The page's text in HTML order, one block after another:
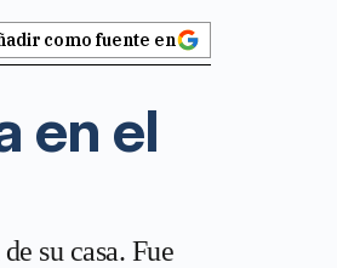
como fuente en
en el
su casa. Fue